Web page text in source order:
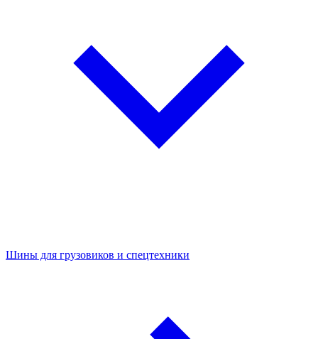
Шины для грузовиков и спецтехники